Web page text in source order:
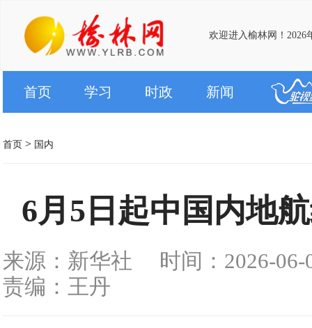
欢迎进入榆林网！2026
首页 学习 时政 新闻
首页 > 国内
6月5日起中国内地
来源：新华社
时间：2026-06-
责编：王丹